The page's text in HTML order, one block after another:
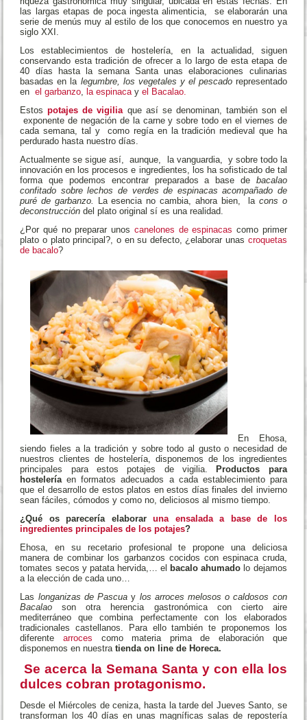
Las creencias religiosas inculcadas por la doctrina de la iglesia
católica desde el siglo IV, hacían que se siguiera una etapa de
pruebas y dificultades para conseguir así una espiritualidad
penitencial a base de ayuno y abstinencia.
Todo este dogma, se ha traducido a lo largo de los años en una
riqueza gastronómica muy singular, ubicada en estas fechas. En
las largas etapas de poca ingesta alimenticia, se elaborarán una
serie de menús muy al estilo de los que conocemos en nuestro ya
siglo XXI.
Los establecimientos de hostelería, en la actualidad, siguen
conservando esta tradición de ofrecer a lo largo de esta etapa de
40 días hasta la semana Santa unas elaboraciones culinarias
basadas en lalegumbre, los vegetales y el pescadorepresentado
enel garbanzo,la espinacayel Bacalao.
Estospotajes de vigiliaque así se denominan, también son el
exponente de negación de la carne y sobre todo en el viernes de
cada semana, tal y como regía en la tradición medieval que ha
perdurado hasta nuestro días.
Actualmente se sigue así, aunque, la vanguardia, y sobre todo la
innovación en los procesos e ingredientes, los ha sofisticado de tal
confitado sobre lechos de verdes de espinacas acompañado de
puré de garbanzo.
La esencia no cambia, ahora bien, la
deconstrucción
del plato original sí es una realidad.
¿Por qué no preparar unoscanelones de espinacas
plato o plato principal?, o en su defecto, ¿elaborar unas
de bacalo?
En Ehosa,
siendo fieles a la tradición y sobre todo al gusto o necesidad de
principales para estos potajes de vigilia. Productos para
hosteleríaen formatos adecuados a cada establecimiento para
que el desarrollo de estos platos en estos días finales del invierno
sean fáciles, cómodos y como no, deliciosos al mismo tiempo.
¿Qué os parecería elaborar una ensalada a base de los
ingredientes principales de los potajes?
Ehosa, en su recetario profesional te propone una deliciosa
manera de combinar los garbanzos cocidos con espinaca cruda,
tomates secos y patata hervida,… elbacalo ahumado
Laslonganizas de Pascua y
los arroces melosos o caldosos con
Bacalaoson otra herencia gastronómica con cierto aire
mediterráneo que combina perfectamente con los elaborados
tradicionales castellanos. Para ello también te proponemos los